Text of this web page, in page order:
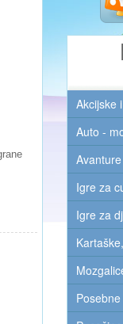
Akcijske
Auto -
Igre za
Igre za